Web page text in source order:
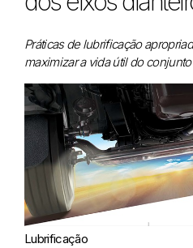
Práticas de lubrificação
maximizar a vida útil do
Lubrificação